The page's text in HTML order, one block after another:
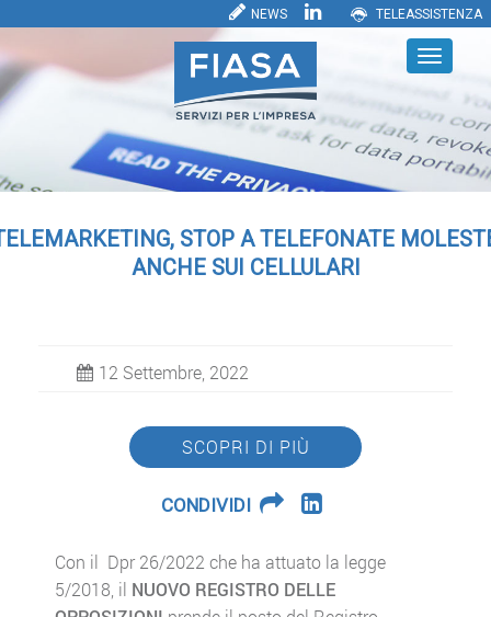
NEWS TELEASSISTENZA
STOP A TELEFONATE
ANCHE SUI CELLULARI
12 Settembre, 2022
SCOPRI DI PIÙ
CONDIVIDI
Con il Dpr 26/2022 che ha attuato la legge
5/2018, il NUOVO REGISTRO DELLE